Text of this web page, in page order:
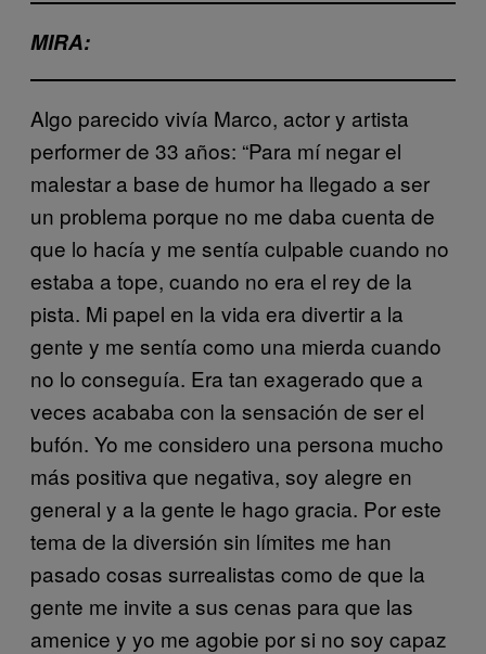
MIRA:
Algo parecido vivía Marco, actor y artista
performer de 33 años: “Para mí negar el
malestar a base de humor ha llegado a ser
un problema porque no me daba cuenta de
que lo hacía y me sentía culpable cuando no
estaba a tope, cuando no era el rey de la
pista. Mi papel en la vida era divertir a la
gente y me sentía como una mierda cuando
no lo conseguía. Era tan exagerado que a
veces acababa con la sensación de ser el
bufón. Yo me considero una persona mucho
más positiva que negativa, soy alegre en
general y a la gente le hago gracia. Por este
tema de la diversión sin límites me han
pasado cosas surrealistas como de que la
gente me invite a sus cenas para que las
amenice y yo me agobie por si no soy capaz